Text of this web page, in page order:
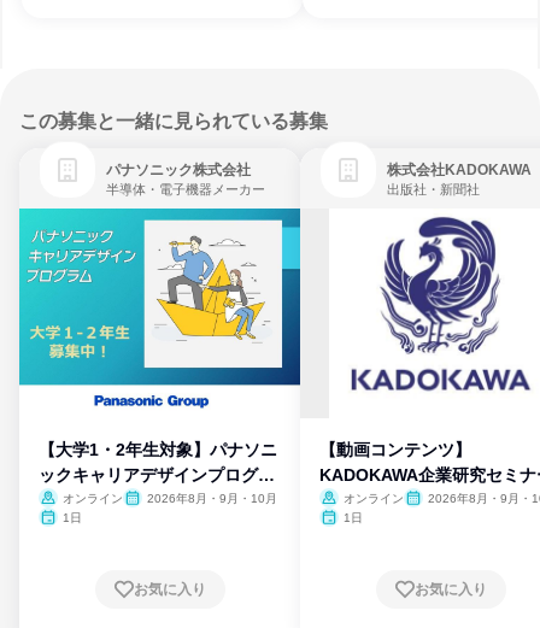
この募集と一緒に見られている募集
パナソニック株式会社
半導体・電子機器メーカー
【大学1・2年生対象】パナソニ
ックキャリアデザインプログラ
ム
オンライン
2026年8月・9月・10月
1日
お気に入り
株式会社KADOKAWA
出版社・新聞社
【動画コンテンツ】
KADOKAWA企業研究セミナ
オンライン
2026年8月・9月・
1日
お気に入り